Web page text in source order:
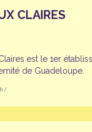
CLAIRES
est le 1er
de Guadeloupe.